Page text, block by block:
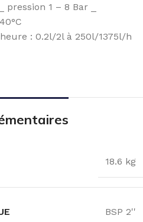
1 – 8 Bar _
: 0.2l/2l à 250l/1375l/h
18.6 kg
BSP 2''